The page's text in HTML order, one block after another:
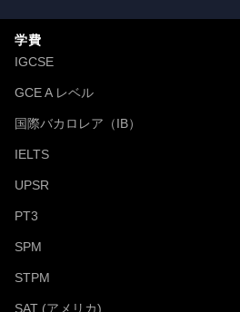
学費
IGCSE
GCE A レベル
国際バカロレア（IB）
IELTS
UPSR
PT3
SPM
STPM
SAT (アメリカ)